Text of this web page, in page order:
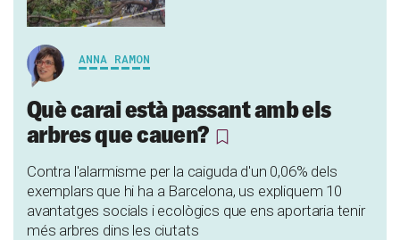
ANNA RAMON
Què carai està passant amb els
arbres que cauen?
Contra l'alarmisme per la caiguda d'un 0,06% dels
exemplars que hi ha a Barcelona, us expliquem 10
avantatges socials i ecològics que ens aportaria tenir
més arbres dins les ciutats